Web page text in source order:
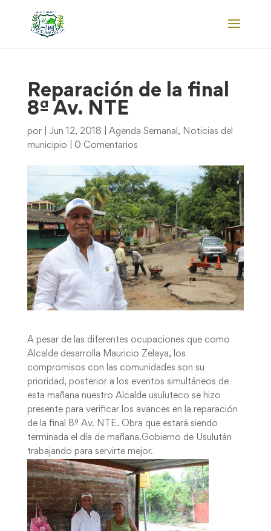
Reparación de la final
8ª Av. NTE
por Jun 12, 2018 Agenda Semanal ,
Noticias del
municipio
0 Comentarios
A pesar de las diferentes ocupaciones que como
Alcalde desarrolla Mauricio Zelaya, los
compromisos con las comunidades son su
prioridad, posterior a los eventos simultáneos de
esta mañana nuestro Alcalde usuluteco se hizo
presente para verificar los avances en la reparación
de la final 8ª Av. NTE. Obra que estará siendo
terminada el día de mañana.Gobierno de Usulután
trabajando para servirte mejor.